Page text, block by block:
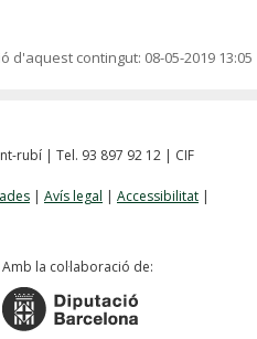
d'aquest contingut: 08-05-2019 13:05
rubí | Tel. 93 897 92 12 | CIF
| Avís legal | Accessibilitat |
Amb la col·laboració de: